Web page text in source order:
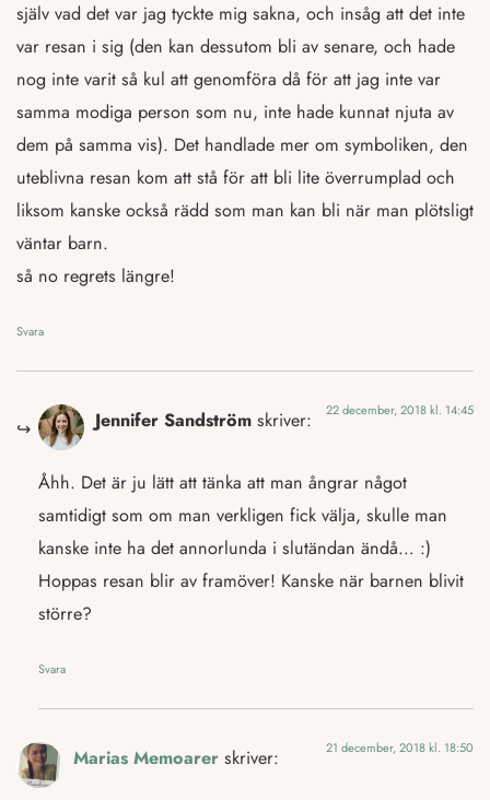
själv vad det var jag tyckte mig sakna, och insåg att det inte
var resan i sig (den kan dessutom bli av senare, och hade
nog inte varit så kul att genomföra då för att jag inte var
samma modiga person som nu, inte hade kunnat njuta av
dem på samma vis). Det handlade mer om symboliken, den
uteblivna resan kom att stå för att bli lite överrumplad och
liksom kanske också rädd som man kan bli när man plötsligt
väntar barn.
så no regrets längre!
Svara
Jennifer Sandström skriver: 22 december, 2018 kl. 14:45
Åhh. Det är ju lätt att tänka att man ångrar något
samtidigt som om man verkligen fick välja, skulle man
kanske inte ha det annorlunda i slutändan ändå… :)
Hoppas resan blir av framöver! Kanske när barnen blivit
större?
Svara
Marias Memoarer skriver: 21 december, 2018 kl. 18:50